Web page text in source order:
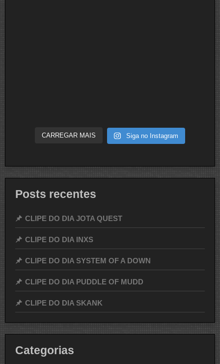
CARREGAR MAIS Siga no Instagram
Posts recentes
CLIPE DO DIA JOTA QUEST
CLIPE DO DIA INXS
CLIPE DO DIA SYSTEM OF A DOWN
CLIPE DO DIA PUDDLE OF MUDD
CLIPE DO DIA SKANK
Categorias